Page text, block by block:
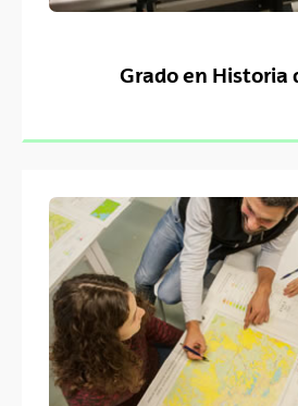
Grado en Historia